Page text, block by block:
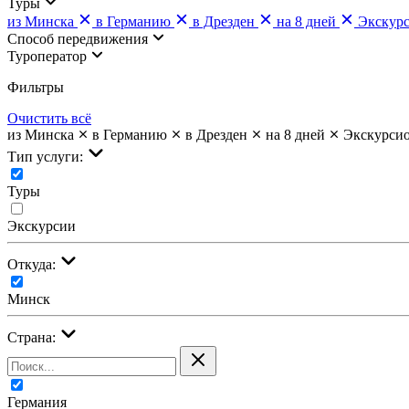
из Минска
в Германию в Дрезден на 8 дней
Cпособ передвижения
Туроператор
Фильтры
Очистить всё
из Минска
в Германию в Дрезден на 8 дней
Тип услуги:
Туры
Экскурсии
Откуда:
Минск
Страна:
Германия